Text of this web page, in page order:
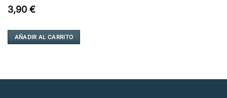
producto
3,90 €
AÑADIR AL CARRITO